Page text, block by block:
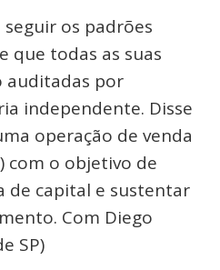
os padrões
que todas as suas
auditadas por
independente. Disse
operação de venda
com o objetivo de
de capital e sustentar
Com Diego
SP)